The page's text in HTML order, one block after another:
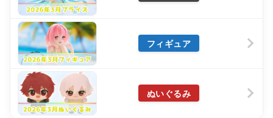
フィギュア
ぬいぐるみ